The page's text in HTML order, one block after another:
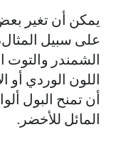
يمكن أن تغير
على سبيل
الشمندر والتوت
اللون الوردي أو
أن تمنح البول
المائل للأخضر.